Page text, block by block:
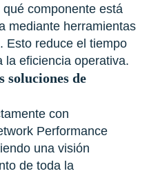
componente está
mediante herramientas
Esto reduce el tiempo
la eficiencia operativa.
soluciones de
con
Performance
una visión
de toda la